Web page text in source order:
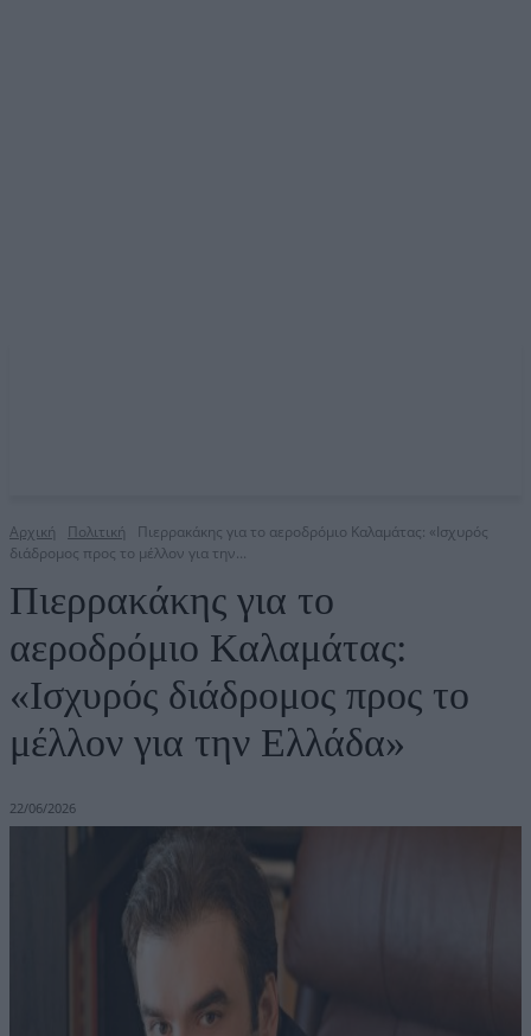
Αρχική Πολιτική
Πιερρακάκης για το αεροδρόμιο Καλαμάτας: «Ισχυρός
διάδρομος προς το μέλλον για την...
Πιερρακάκης για το
αεροδρόμιο Καλαμάτας:
«Ισχυρός διάδρομος προς το
μέλλον για την Ελλάδα»
22/06/2026